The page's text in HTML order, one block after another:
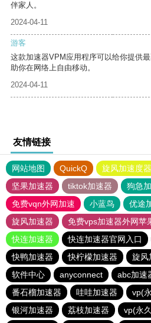
伴家人。
2024-04-11
游客
这款加速器VPM应用程序可以给你提供
助你在网络上自由移动。
2024-04-11
友情链接
网站地图 QuickQ 旋风加速度器
坚果加速器
tiktok加速器
狗急
免费vqn外网加速
小蓝鸟 优途
旋风加速器
免费vps加速器外网苹
快连加速器
快连加速器官网入口
快鸭加速器
快柠檬加速器 旋风
软件中心
anyconnect abc加速
番石榴加速器
哇哇加速器
vp(
银河加速器
荔枝加速器 vp(永